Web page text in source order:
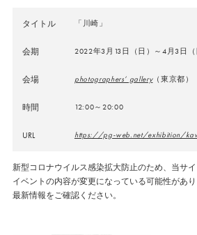
タイトル 「川崎」
会期 2022年3月13日（日）～4月3日（
会場 photographers’ gallery（東京都）
時間 12:00～20:00
URL https://pg-web.net/exhibition/
新型コロナウイルス感染拡大防止のため、当サ
イベントの内容が変更になっている可能性があ
最新情報をご確認ください。